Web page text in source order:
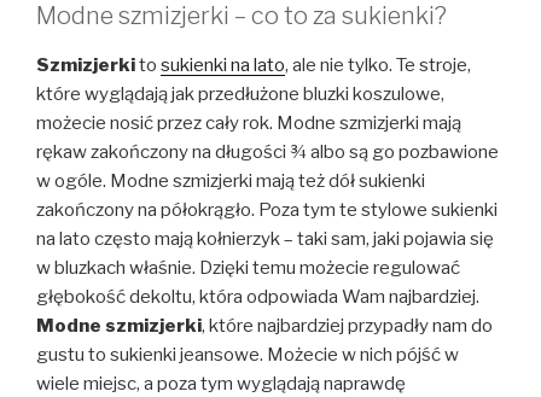
Modne szmizjerki – co to za sukienki?
Szmizjerkito sukienki na lato, ale nie tylko. Te stroje,
które wyglądają jak przedłużone bluzki koszulowe,
możecie nosić przez cały rok. Modne szmizjerki mają
rękaw zakończony na długości ¾ albo są go pozbawione
w ogóle. Modne szmizjerki mają też dół sukienki
zakończony na półokrągło. Poza tym te stylowe sukienki
na lato często mają kołnierzyk – taki sam, jaki pojawia się
w bluzkach właśnie. Dzięki temu możecie regulować
głębokość dekoltu, która odpowiada Wam najbardziej.
Modne szmizjerki, które najbardziej przypadły nam do
gustu to sukienki jeansowe. Możecie w nich pójść w
wiele miejsc, a poza tym wyglądają naprawdę